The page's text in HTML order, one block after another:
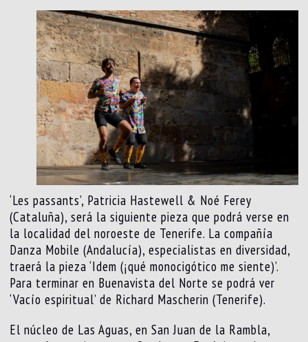
‘Les passants’, Patricia Hastewell & Noé Ferey
(Cataluña), será la siguiente pieza que podrá verse en
la localidad del noroeste de Tenerife. La compañía
Danza Mobile (Andalucía), especialistas en diversidad,
traerá la pieza ‘Idem (¡qué monocigótico me siente)’.
Para terminar en Buenavista del Norte se podrá ver
‘Vacío espiritual’ de Richard Mascherin (Tenerife).
El núcleo de Las Aguas, en San Juan de la Rambla,